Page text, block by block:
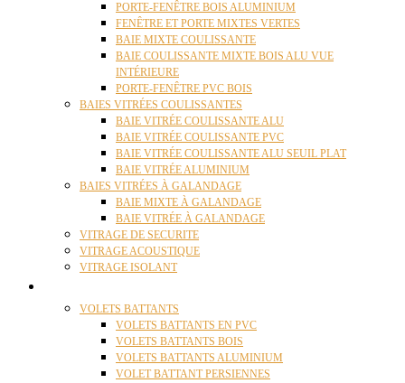
PORTE-FENÊTRE BOIS ALUMINIUM
FENÊTRE ET PORTE MIXTES VERTES
BAIE MIXTE COULISSANTE
BAIE COULISSANTE MIXTE BOIS ALU VUE
INTÉRIEURE
PORTE-FENÊTRE PVC BOIS
BAIES VITRÉES COULISSANTES
BAIE VITRÉE COULISSANTE ALU
BAIE VITRÉE COULISSANTE PVC
BAIE VITRÉE COULISSANTE ALU SEUIL PLAT
BAIE VITRÉE ALUMINIUM
BAIES VITRÉES À GALANDAGE
BAIE MIXTE À GALANDAGE
BAIE VITRÉE À GALANDAGE
VITRAGE DE SECURITE
VITRAGE ACOUSTIQUE
VITRAGE ISOLANT
VOLETS BATTANTS
VOLETS BATTANTS EN PVC
VOLETS BATTANTS BOIS
VOLETS BATTANTS ALUMINIUM
VOLET BATTANT PERSIENNES